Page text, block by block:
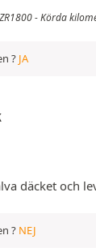
- Körda
? JA
däcket och
? NEJ